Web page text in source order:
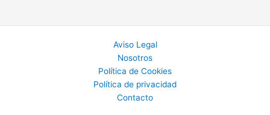
Aviso Legal
Nosotros
Política de Cookies
Política de privacidad
Contacto